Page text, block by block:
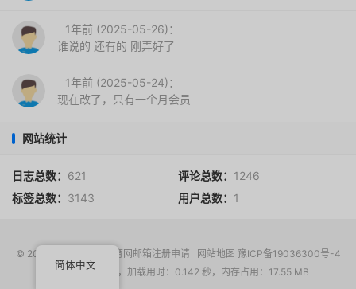
1年前 (2025-05-26)：
谁说的 还有的 刚弄好了
1年前 (2025-05-24)：
现在改了，只有一个月会员
网站统计
日志总数： 621 评论总数： 1246
标签总数： 3143 用户总数： 1
© 2017-2026 EDU教育网邮箱注册申请 网站地图 豫ICP备19036300号-4
请求次数：15 次，加载用时：0.142 秒，内存占用：17.55 MB
简体中文